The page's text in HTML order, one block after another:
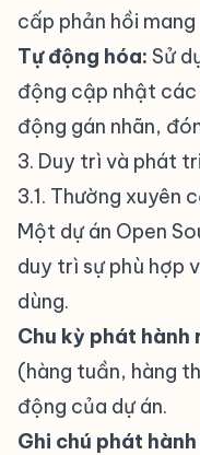
cấp phản hồi
Tự động hóa: Sử
động cập nhật
động gán nhãn,
3. Duy trì và phát
3.1. Thường xuyên
Một dự án Open
duy trì sự phù hợp
dùng.
Chu kỳ phát hành
(hàng tuần, hàng
động của dự án.
Ghi chú phát